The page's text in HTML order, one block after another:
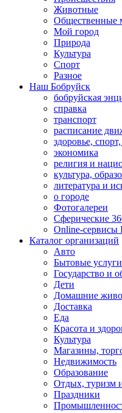
Животные
Общественные
Мой город
Природа
Культура
Спорт
Разное
Наш Бобруйск
бобруйская
справка
транспорт
расписание
здоровье,
экономика
религия и
культура,
литература и
о городе
Фотогалереи
Сферические
Online-сервисы
Каталог организаций
Авто
Бытовые услуги
Государство и
Дети
Домашние
Доставка
Еда
Красота и
Культура
Магазины,
Недвижимость
Образование
Отдых, туризм
Праздники